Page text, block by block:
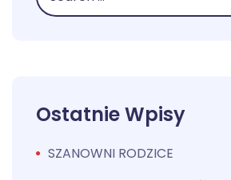
Ostatnie Wpisy
SZANOWNI RODZICE